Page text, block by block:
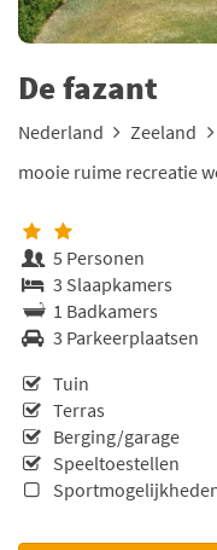
De fazant
Nederland Zeeland
mooie ruime recreatie
5 Personen
3 Slaapkamers
1 Badkamers
3 Parkeerplaatsen
Tuin
Terras
Berging/garage
Speeltoestellen